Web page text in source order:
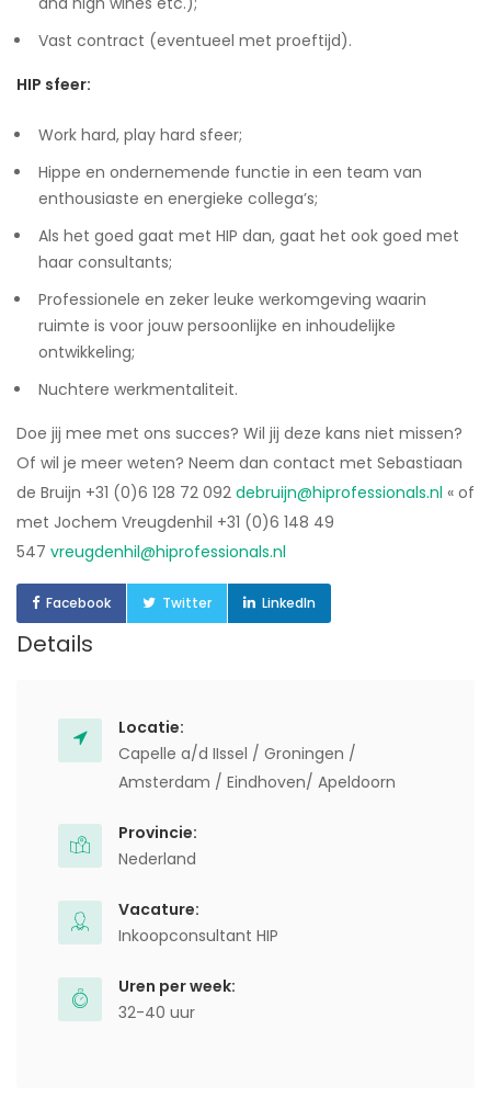
Vast contract (eventueel met proeftijd).
HIP sfeer:
Work hard, play hard sfeer;
Hippe en ondernemende functie in een team van
enthousiaste en energieke collega’s;
Als het goed gaat met HIP dan, gaat het ook goed met
haar consultants;
Professionele en zeker leuke werkomgeving waarin
ruimte is voor jouw persoonlijke en inhoudelijke
ontwikkeling;
Nuchtere werkmentaliteit.
Doe jij mee met ons succes? Wil jij deze kans niet missen?
Of wil je meer weten? Neem dan contact met Sebastiaan
de Bruijn +31 (0)6 128 72 092 debruijn@hiprofessionals.nl « of
met Jochem Vreugdenhil +31 (0)6 148 49
547 vreugdenhil@hiprofessionals.nl
Facebook Twitter LinkedIn
Details
Locatie:
Capelle a/d IIssel / Groningen /
Amsterdam / Eindhoven/ Apeldoorn
Provincie:
Nederland
Vacature:
Inkoopconsultant HIP
Uren per week:
32-40 uur